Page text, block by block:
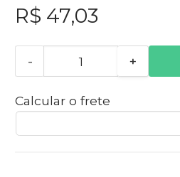
R$ 47,03
- +
Calcular o frete